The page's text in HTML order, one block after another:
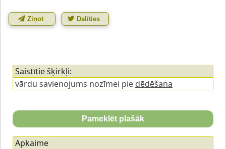
Ziņot Dalīties
Saistītie šķirkļi:
vārdu savienojums nozīmei pie dēdēšana
Pameklēt plašāk
Apkaime